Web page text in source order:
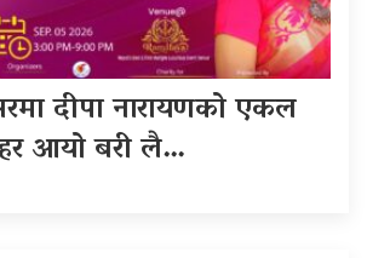
दीपा नारायणको एकल
आयो बरी लै…